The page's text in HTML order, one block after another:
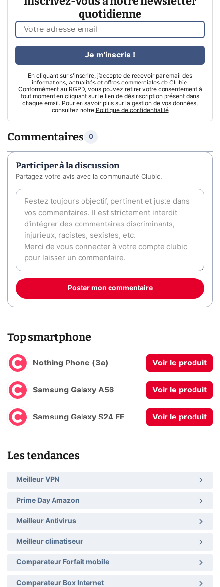
quotidienne
En cliquant sur s'inscrire, j’accepte de recevoir par email des
informations, actualités et offres commerciales de Clubic.
Conformément au RGPD, vous pouvez retirer votre consentement à
tout moment en cliquant sur le lien de désinscription présent dans
chaque email. Pour en savoir plus sur la gestion de vos données,
consultez notre Politique de confidentialité
Je m'inscris !
Commentaires 0
Participer à la discussion
Partagez votre avis avec la communauté Clubic.
Poster mon commentaire
Top smartphone
Nothing Phone (3a) Voir le produit
Samsung Galaxy A56 Voir le produit
Samsung Galaxy S24 FE Voir le produit
Les tendances
Meilleur VPN
Prime Day Amazon
Meilleur Antivirus
Meilleur climatiseur
Comparateur Forfait mobile
Comparateur Box Internet